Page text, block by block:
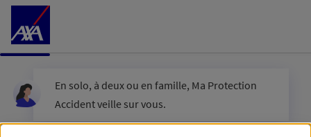
Accéder au Contenu
En solo, à deux ou en famille, Ma Protection
Accident veille sur vous.